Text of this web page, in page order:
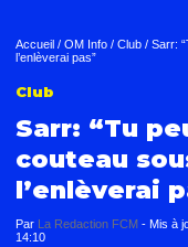
Accueil / OM Info / Club / Sarr:
l’enlèverai pas”
Club
Sarr: “Tu
couteau
l’enlèverai
Par La Redaction FCM - Mis à
14:10